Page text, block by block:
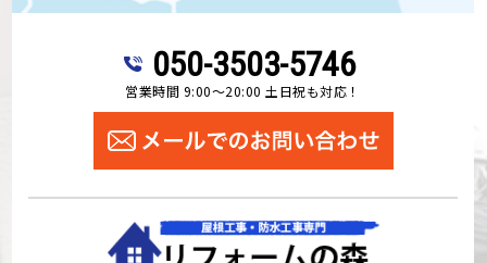
050-3503-5746
営業時間 9:00～20:00 土日祝も対応！